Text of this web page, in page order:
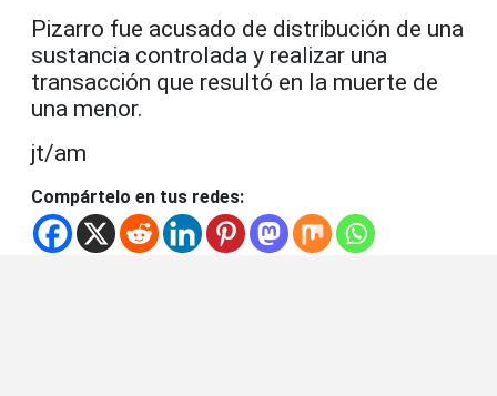
Pizarro fue acusado de distribución de una
sustancia controlada y realizar una
transacción que resultó en la muerte de
una menor.
jt/am
Compártelo en tus redes: